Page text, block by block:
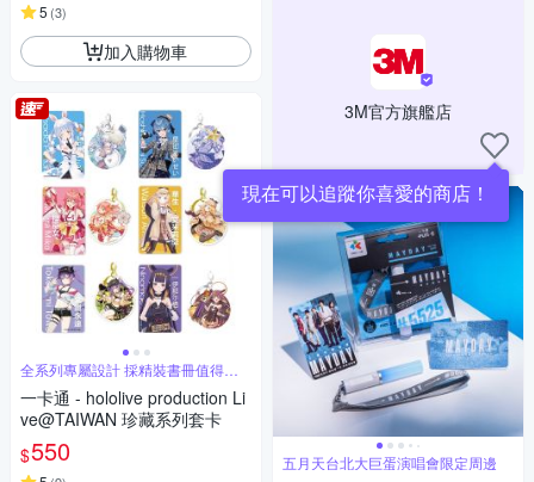
5 (3)
加入購物車
全系列專屬設計 採精裝書冊值得珍
藏
一卡通 - hololive production Li
ve@TAIWAN 珍藏系列套卡
$550
3M官方旗艦店
現在可以追蹤你喜愛的商店！
五月天台北大巨蛋演唱會限定周邊